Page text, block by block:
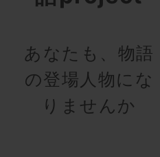
あなたも、物語
の登場人物にな
りませんか